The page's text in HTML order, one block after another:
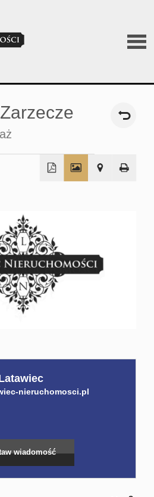
O
Zarzecze
nieruchomosci.pl
wiadomość